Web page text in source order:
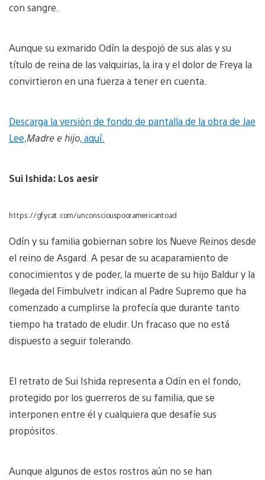
con sangre.
Aunque su exmarido Odín la despojó de sus alas y su
título de reina de las valquirias, la ira y el dolor de Freya la
convirtieron en una fuerza a tener en cuenta.
Descarga la versión de fondo de pantalla de la obra de Jae
Lee,Madre e hijo, aquí.
Sui Ishida: Los aesir
https://gfycat.com/unconsciouspooramericantoad
Odín y su familia gobiernan sobre los Nueve Reinos desde
el reino de Asgard. A pesar de su acaparamiento de
conocimientos y de poder, la muerte de su hijo Baldur y la
llegada del Fimbulvetr indican al Padre Supremo que ha
comenzado a cumplirse la profecía que durante tanto
tiempo ha tratado de eludir. Un fracaso que no está
dispuesto a seguir tolerando.
El retrato de Sui Ishida representa a Odín en el fondo,
protegido por los guerreros de su familia, que se
interponen entre él y cualquiera que desafíe sus
propósitos.
Aunque algunos de estos rostros aún no se han